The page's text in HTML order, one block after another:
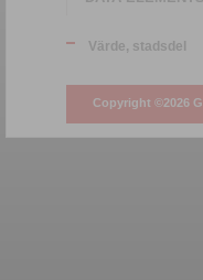
Värde, stadsdel
Copyright ©2026